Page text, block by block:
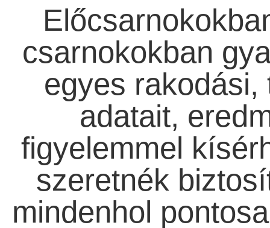
csarnokokban
egyes
adatait,
figyelemmel
szeretnék
mindenhol